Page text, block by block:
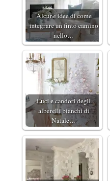
Alcune idee di come
integrare un finto camino
nello…
Luci e candori degli
alberelli bianchi di
Natale…